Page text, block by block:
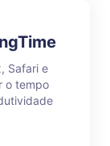
Safari e
o tempo